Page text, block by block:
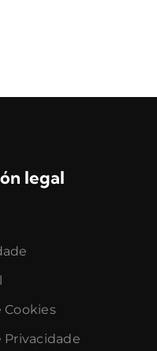
legal
Cookies
Privacidade